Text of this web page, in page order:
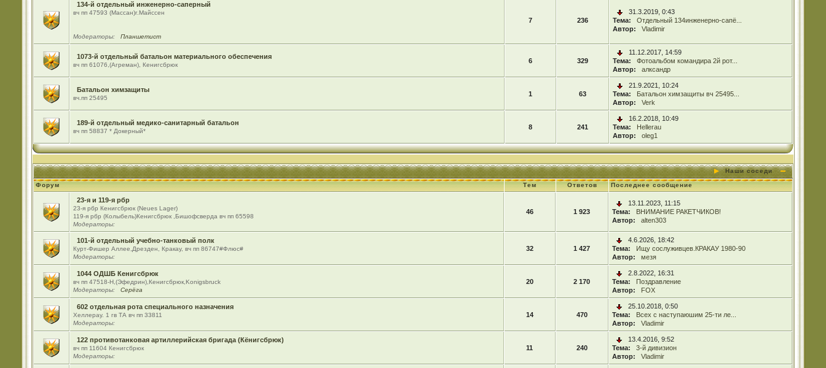
134-й отдельный инженерно-саперный
вч пп 47593 (Массан)г.Майссен
Модераторы: Планшетист
7 236
31.3.2019, 0:43
Тема:
Отдельный 134инженерно-сапё...
Автор:
Vladimir
1073-й отдельный батальон материального обеспечения
вч пп 61076,(Агреман), Кенигсбрюк
6 329
11.12.2017, 14:59
Тема:
Фотоальбом командира 2й рот...
Автор:
алксандр
Батальон химзащиты
вч.пп 25495
1 63
21.9.2021, 10:24
Тема:
Батальон химзащиты вч 25495...
Автор:
Verk
189-й отдельный медико-санитарный батальон
вч пп 58837 * Докерный*
8 241
16.2.2018, 10:49
Тема:
Hellerau
Автор:
oleg1
Наши соседи
Форум Тем Ответов Последнее сообщение
23-я и 119-я рбр
23-я рбр Кенигсбрюк (Neues Lager)
119-я рбр (Колыбель)Кенигсбрюк ,Бишофсверда вч пп 65598
Модераторы:
46 1 923
13.11.2023, 11:15
Тема:
ВНИМАНИЕ РАКЕТЧИКОВ!
Автор:
alten303
101-й отдельный учебно-танковый полк
Курт-Фишер Аллее,Дрезден, Кракау, вч пп 86747#Флюс#
Модераторы:
32 1 427
4.6.2026, 18:42
Тема:
Ищу сослуживцев.КРАКАУ 1980-90
Автор:
мезя
1044 ОДШБ Кенигсбрюк
вч пп 47518-Н,(Эфедрин),Кенигсбрюк,Konigsbruck
Модераторы:
Серёга
20 2 170
2.8.2022, 16:31
Тема:
Поздравление
Автор:
FOX
602 отдельная рота специального назначения
Хеллерау. 1 гв ТА вч пп 33811
Модераторы:
14 470
25.10.2018, 0:50
Тема:
Всех с наступаюшим 25-ти ле...
Автор:
Vladimir
122 противотанковая артиллерийская бригада (Кёнигсбрюк)
вч пп 11604 Кенигсбрюк
Модераторы:
11 240
13.4.2016, 9:52
Тема:
3-й дивизион
Автор:
Vladimir